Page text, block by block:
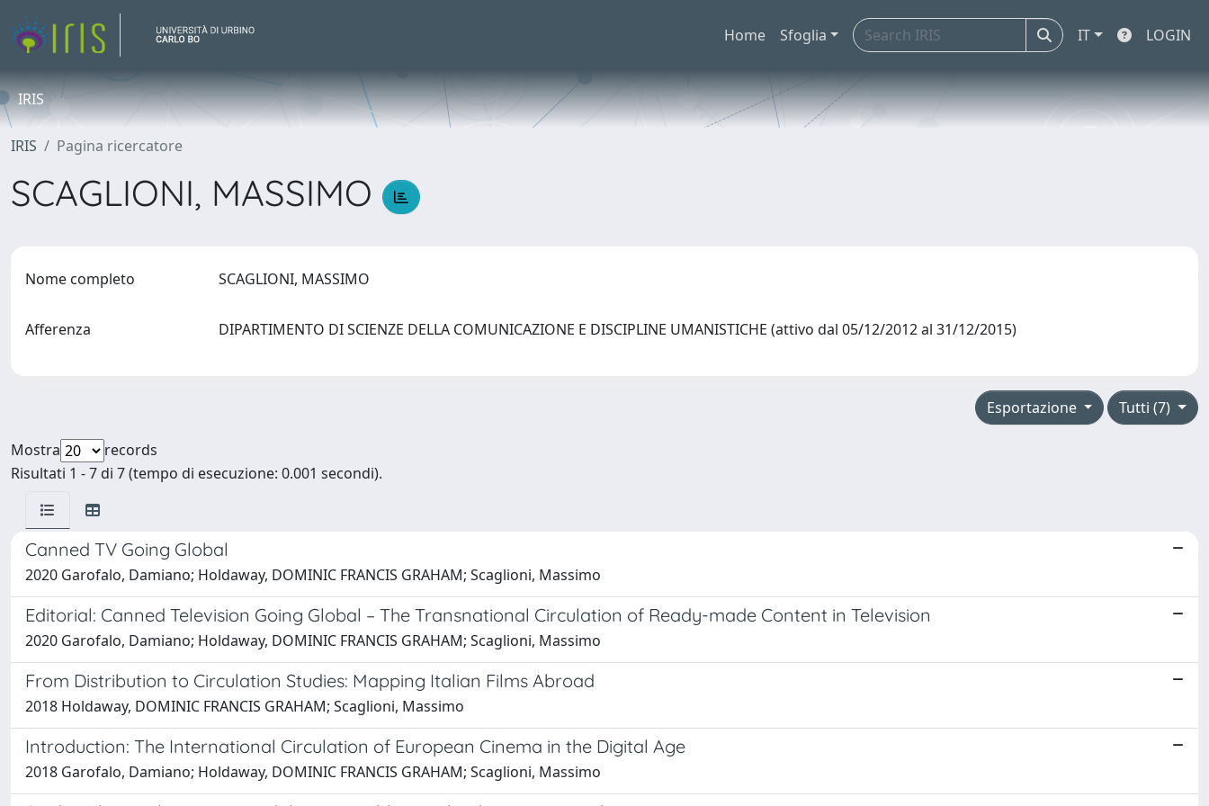
Home Sfoglia IT LOGIN
IRIS
IRIS Pagina ricercatore
SCAGLIONI, MASSIMO
Nome completo SCAGLIONI, MASSIMO
Afferenza DIPARTIMENTO DI SCIENZE DELLA COMUNICAZIONE E DISCIPLINE UMANISTICHE (attivo dal 05/12/2012 al 31/12/2015)
Tutti (7)
Esportazione
Mostra
records
Risultati 1 - 7 di 7 (tempo di esecuzione: 0.001 secondi).
Canned TV Going Global
2020 Garofalo, Damiano; Holdaway, DOMINIC FRANCIS GRAHAM; Scaglioni, Massimo
Editorial: Canned Television Going Global – The Transnational Circulation of Ready-made Content in Television
2020 Garofalo, Damiano; Holdaway, DOMINIC FRANCIS GRAHAM; Scaglioni, Massimo
From Distribution to Circulation Studies: Mapping Italian Films Abroad
2018 Holdaway, DOMINIC FRANCIS GRAHAM; Scaglioni, Massimo
Introduction: The International Circulation of European Cinema in the Digital Age
2018 Garofalo, Damiano; Holdaway, DOMINIC FRANCIS GRAHAM; Scaglioni, Massimo